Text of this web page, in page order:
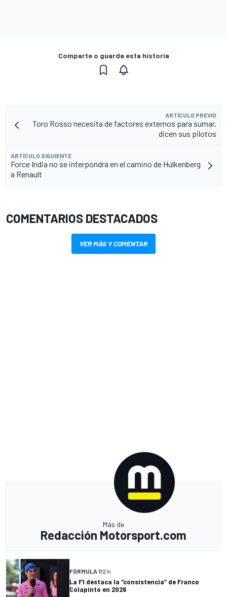
Comparte o guarda esta historia
ARTÍCULO PREVIO
Toro Rosso necesita de factores externos para sumar,
dicen sus pilotos
ARTÍCULO SIGUIENTE
Force India no se interpondrá en el camino de Hulkenberg
a Renault
COMENTARIOS DESTACADOS
VER MÁS Y COMENTAR
Más de
Redacción Motorsport.com
FÓRMULA 112 h
La F1 destaca la “consistencia” de Franco
Colapinto en 2026